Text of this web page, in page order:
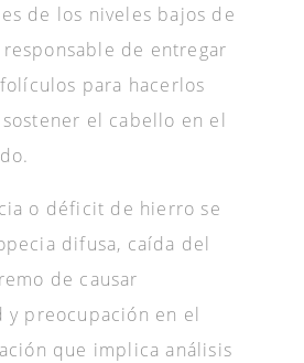
de los niveles bajos de
de entregar
para hacerlos
el cabello en el
o déficit de hierro se
difusa, caída del
de causar
preocupación en el
que implica análisis